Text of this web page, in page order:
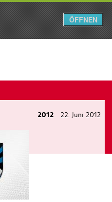
Menü
2012 22. Juni 2012
ÖFFNEN